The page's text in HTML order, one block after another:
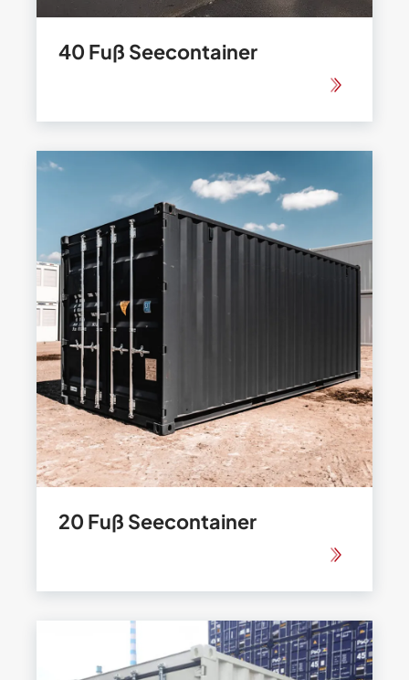
40 Fuß Seecontainer
20 Fuß Seecontainer